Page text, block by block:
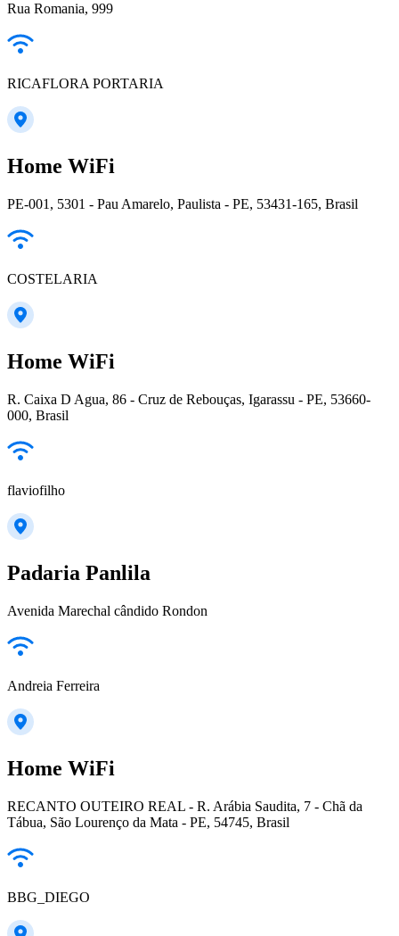
Rua Romania, 999
RICAFLORA PORTARIA
Home WiFi
PE-001, 5301 - Pau Amarelo, Paulista - PE, 53431-165, Brasil
COSTELARIA
Home WiFi
R. Caixa D Agua, 86 - Cruz de Rebouças, Igarassu - PE, 53660-
000, Brasil
flaviofilho
Padaria Panlila
Avenida Marechal cândido Rondon
Andreia Ferreira
Home WiFi
RECANTO OUTEIRO REAL - R. Arábia Saudita, 7 - Chã da
Tábua, São Lourenço da Mata - PE, 54745, Brasil
BBG_DIEGO